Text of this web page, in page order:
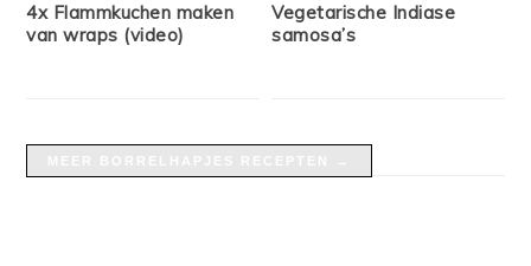
4x Flammkuchen maken
van wraps (video)
Vegetarische Indiase
samosa’s